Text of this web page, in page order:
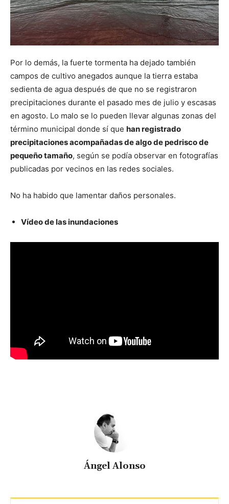
Por lo demás, la fuerte tormenta ha dejado también
campos de cultivo anegados aunque la tierra estaba
sedienta de agua después de que no se registraron
precipitaciones durante el pasado mes de julio y escasas
en agosto. Lo malo se lo pueden llevar algunas zonas del
término municipal donde sí que han registrado
precipitaciones acompañadas de algo de pedrisco de
pequeño tamaño, según se podía observar en fotografías
publicadas por vecinos en las redes sociales.
No ha habido que lamentar daños personales.
Vídeo de las inundaciones
Ángel Alonso